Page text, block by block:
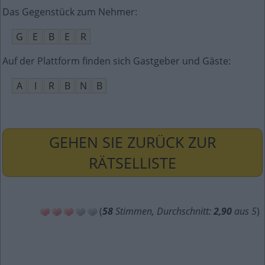
Das Gegenstück zum Nehmer:
G
E B E
R
Auf der Plattform finden sich Gastgeber und Gäste:
A
I R B N B
GEHEN SIE ZURÜCK ZUR
RÄTSELLISTE
(58Stimmen, Durchschnitt: 2,90 aus 5)